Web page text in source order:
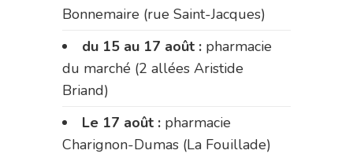
Bonnemaire (rue Saint-Jacques)
du 15 au 17 août : pharmacie
du marché (2 allées Aristide
Briand)
Le 17 août : pharmacie
Charignon-Dumas (La Fouillade)